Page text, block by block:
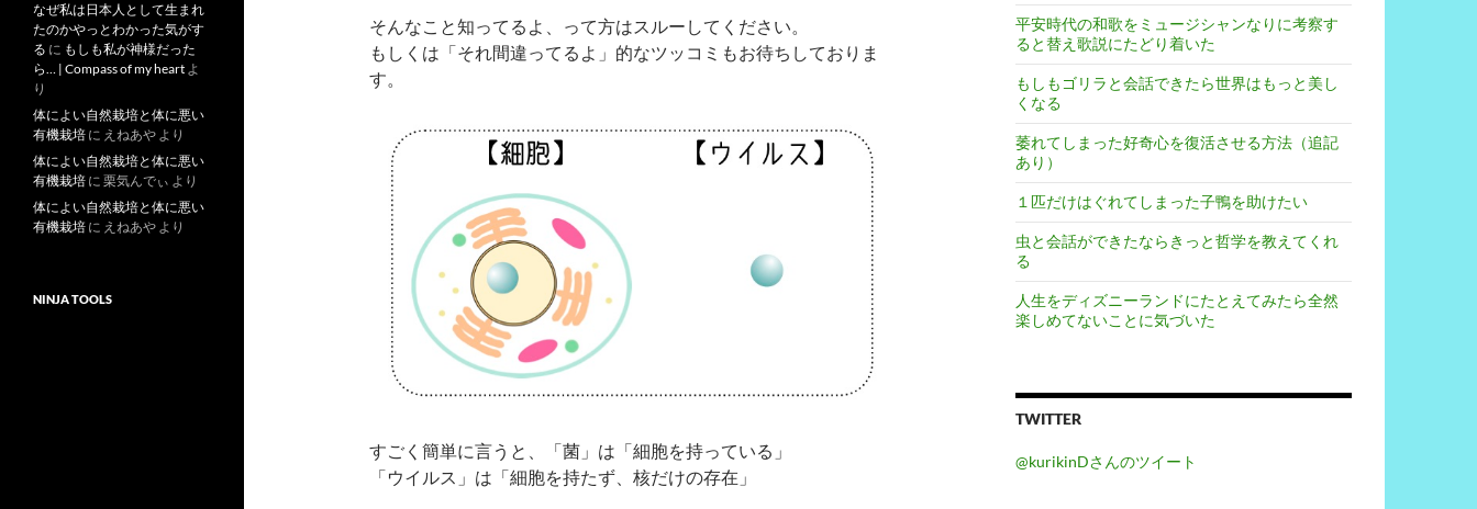
そんなこと知ってるよ、って方はスルーしてください。
もしくは「それ間違ってるよ」的なツッコミもお待ちしておりま
す。
すごく簡単に言うと、「菌」は「細胞を持っている」
「ウイルス」は「細胞を持たず、核だけの存在」
平安時代の和歌をミュージシャンなりに考察す
ると替え歌説にたどり着いた
もしもゴリラと会話できたら世界はもっと美し
くなる
萎れてしまった好奇心を復活させる方法（追記
あり）
１匹だけはぐれてしまった子鴨を助けたい
虫と会話ができたならきっと哲学を教えてくれ
る
人生をディズニーランドにたとえてみたら全然
楽しめてないことに気づいた
TWITTER
@kurikinDさんのツイート
なぜ私は日本人として生まれ
たのかやっとわかった気がす
る に もしも私が神様だった
ら… | Compass of my heart よ
り
体によい自然栽培と体に悪い
有機栽培 に えねあや より
体によい自然栽培と体に悪い
有機栽培 に 栗気んでぃ より
体によい自然栽培と体に悪い
有機栽培 に えねあや より
NINJA TOOLS